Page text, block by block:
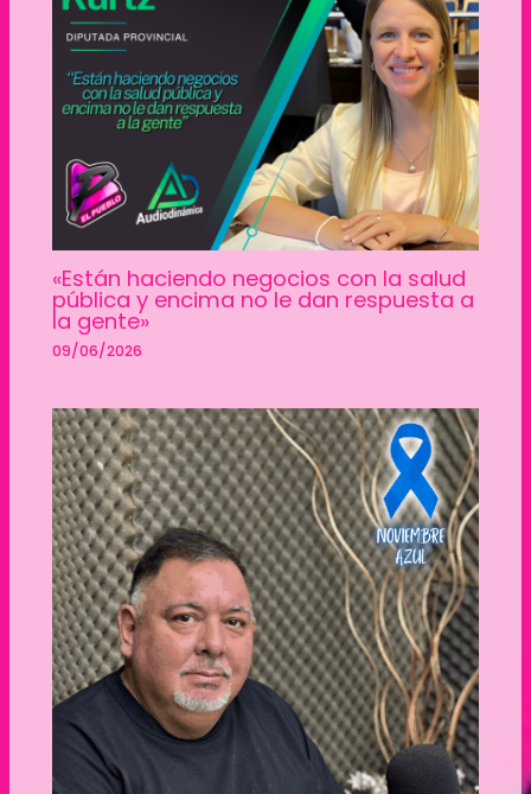
«Están haciendo negocios con la salud
pública y encima no le dan respuesta a
la gente»
09/06/2026